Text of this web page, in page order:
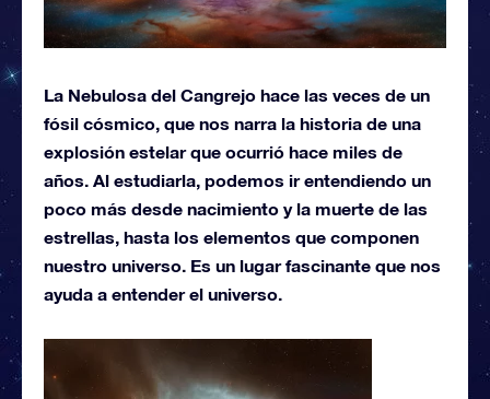
La Nebulosa del Cangrejo hace las veces de un
fósil cósmico, que nos narra la historia de una
explosión estelar que ocurrió hace miles de
años. Al estudiarla, podemos ir entendiendo un
poco más desde nacimiento y la muerte de las
estrellas, hasta los elementos que componen
nuestro universo. Es un lugar fascinante que nos
ayuda a entender el universo.